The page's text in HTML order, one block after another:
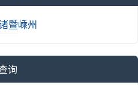
暨嵊州
询